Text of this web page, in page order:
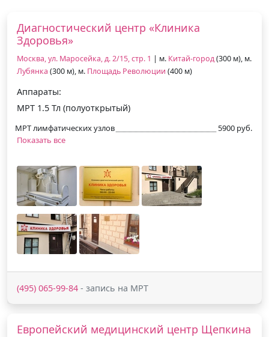
Диагностический центр «Клиника
Здоровья»
Москва, ул. Маросейка, д. 2/15, стр. 1 | м. Китай-город(300 м), м.
Лубянка (300 м), м. Площадь Революции (400 м)
Аппараты:
МРТ 1.5 Тл (полуоткрытый)
МРТ лимфатических узлов
5900 руб.
Показать все
(495) 065-99-84 - запись на МРТ
Европейский медицинский центр Щепкина